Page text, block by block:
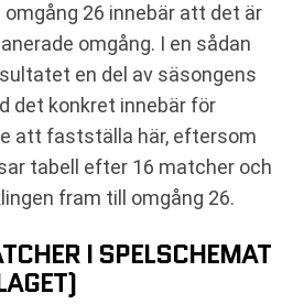
26 innebär att det är
omgång. I en sådan
en del av säsongens
det konkret innebär för
att fastställa här, eftersom
tabell efter 16 matcher och
fram till omgång 26.
I SPELSCHEMAT